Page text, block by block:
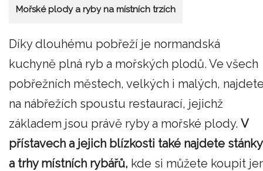
Mořské plody a ryby na místních trzích
Díky dlouhému pobřeží je normandská
kuchyně plná ryb a mořských plodů. Ve všech
pobřežních městech, velkých i malých,
na nábřežích spoustu restaurací, jejichž
základem jsou právě ryby a mořské plody. V
přístavech a jejich blízkosti také najdete stánky
a trhy místních rybářů, kde si můžete koupit